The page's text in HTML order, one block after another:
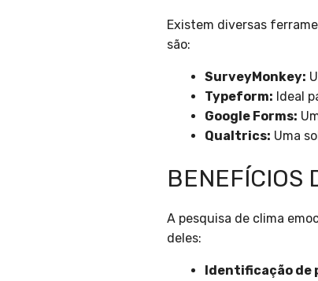
Existem diversas
são:
SurveyMonkey:
Typeform: Ideal
Google Forms:
Qualtrics: Uma
BENEFÍCIOS
A pesquisa de clima
deles:
Identificação de